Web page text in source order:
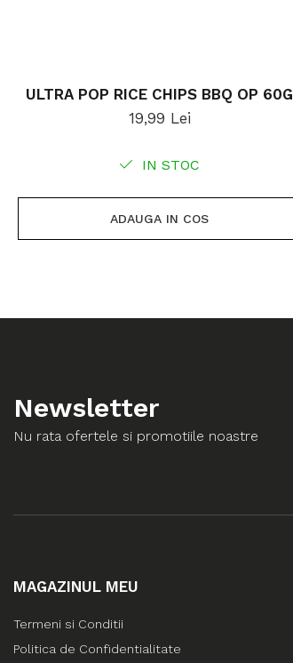
ULTRA POP RICE CHIPS BBQ OP 60G
19,99 Lei
IN STOC
ADAUGA IN COS
Newsletter
Nu rata ofertele si promotiile noastre
MAGAZINUL MEU
Termeni si Conditii
Politica de Confidentialitate